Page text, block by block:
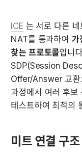
ICE 는 서로 다른
NAT를 통과하여 가
찾는 프로토콜입니
SDP(Session
Offer/Answer 교환
과정에서 여러 후
테스트하여 최적의
미트 연결 구조